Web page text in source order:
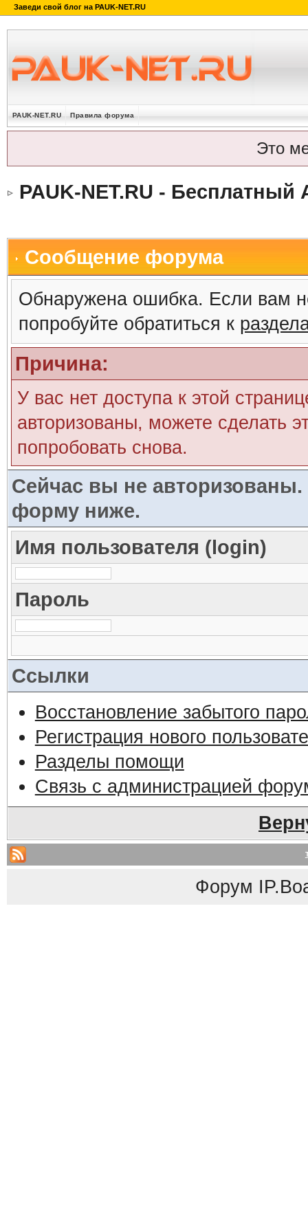
PAUK-NET.RU Правила форума
Это
PAUK-NET.RU -
Сообщение форума
Обнаружена ошибка. Если вам
попробуйте обратиться к
Причина:
У вас нет доступа к этой
авторизованы, можете сделать
попробовать снова.
Сейчас вы не авторизованы.
форму ниже.
Имя пользователя (login)
Пароль
Ссылки
Восстановление забытого
Регистрация нового
Разделы помощи
Связь с администрацией
Форум